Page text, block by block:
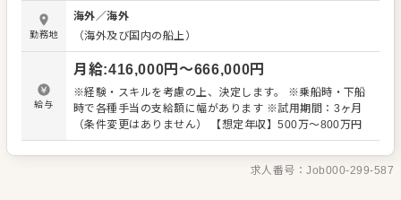
ます。 【具体的な業務内容】 ・皿盛りデザートおよびケー
キ、焼き菓子などの製造 ・かき氷、わらび餅など和の甘味
づくり ・メニューの試作、提案 ・食材の発注、在庫管理
・衛生管理、片付け、清掃 ・経験に応じた製造管理、後進
のフォロー など 基本となるコンセプトはありますが、スタ
ッフの技術やアイデア、エグゼクティブシェフと相談しな
がら、幅広いデザートを一から考えていく環境です。 洋菓
子をベースにしながらも、和の甘味や季節感のあるメニュ
ごす時間を彩るスイーツまで、お任せします。 パン製造の
経験をお持ちの方は、さらに活躍の幅が広がります。 ▼エ
勤務地
海外／海外
（海外及び国内の船上）
給与
月給:416,000円〜666,000円
※経験・スキルを考慮の上、決定します。 ※乗船時・下船
時で各種手当の支給額に幅があります ※試用期間：3ヶ月
（条件変更はありません） 【想定年収】500万～800万円
求人番号：Job000-299-587